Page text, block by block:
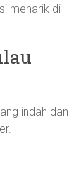
menarik di
indah dan